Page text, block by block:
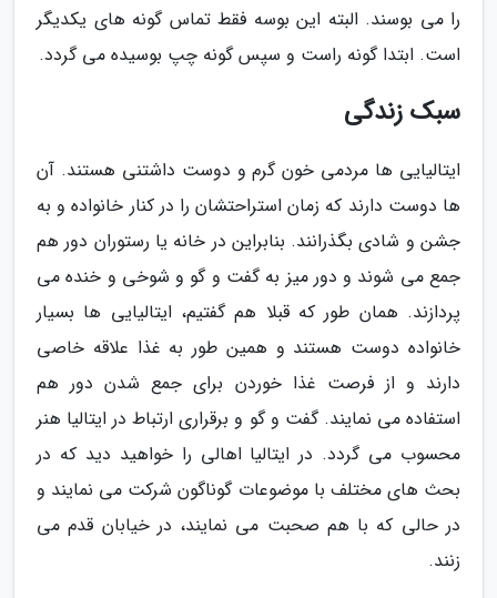
را می بوسند. البته این بوسه فقط تماس گونه های یکدیگر
است. ابتدا گونه راست و سپس گونه چپ بوسیده می گردد.
سبک زندگی
ایتالیایی ها مردمی خون گرم و دوست داشتنی هستند. آن
ها دوست دارند که زمان استراحتشان را در کنار خانواده و به
جشن و شادی بگذرانند. بنابراین در خانه یا رستوران دور هم
جمع می شوند و دور میز به گفت و گو و شوخی و خنده می
پردازند. همان طور که قبلا هم گفتیم، ایتالیایی ها بسیار
خانواده دوست هستند و همین طور به غذا علاقه خاصی
دارند و از فرصت غذا خوردن برای جمع شدن دور هم
استفاده می نمایند. گفت و گو و برقراری ارتباط در ایتالیا هنر
محسوب می گردد. در ایتالیا اهالی را خواهید دید که در
بحث های مختلف با موضوعات گوناگون شرکت می نمایند و
در حالی که با هم صحبت می نمایند، در خیابان قدم می
زنند.